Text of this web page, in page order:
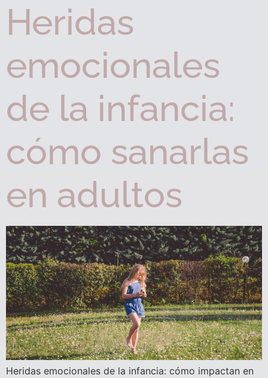
Heridas
emocionales
de la infancia:
cómo sanarlas
en adultos
Heridas emocionales de la infancia: cómo impactan en